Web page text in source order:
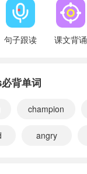
句子跟读 课文背诵
背单词
champion
angry